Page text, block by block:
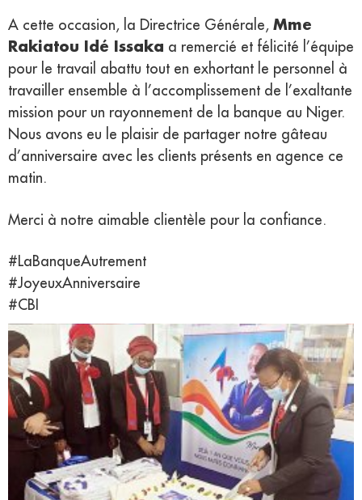
A cette occasion, la Directrice Générale, Mme
Rakiatou Idé Issaka a remercié et félicité l’équipe
pour le travail abattu tout en exhortant le personnel à
travailler ensemble à l’accomplissement de l’exaltante
mission pour un rayonnement de la banque au Niger.
Nous avons eu le plaisir de partager notre gâteau
d’anniversaire avec les clients présents en agence ce
matin.
Merci à notre aimable clientèle pour la confiance.
#LaBanqueAutrement
#JoyeuxAnniversaire
#CBI